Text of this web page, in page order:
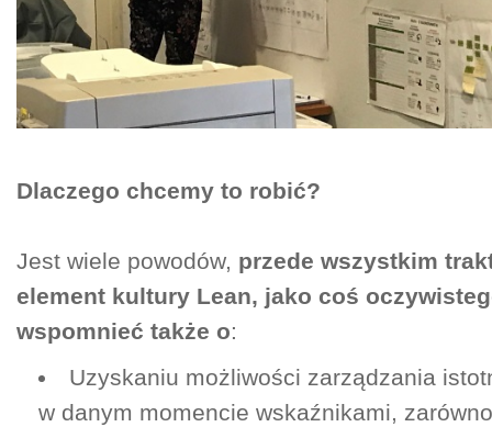
Dlaczego chcemy to robić?
Jest wiele powodów, przede wszystkim
element kultury Lean, jako coś
wspomnieć także o:
Uzyskaniu możliwości zarządzania
w danym momencie wskaźnikami,